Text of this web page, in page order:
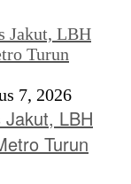
7, 2026
LBH
Turun